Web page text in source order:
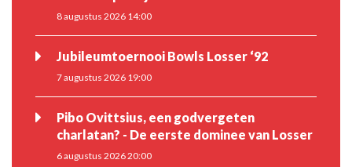
8 augustus 2026 14:00
Jubileumtoernooi Bowls Losser ‘92
7 augustus 2026 19:00
Pibo Ovittsius, een godvergeten
charlatan? - De eerste dominee van Losser
6 augustus 2026 20:00